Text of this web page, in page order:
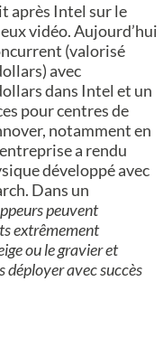
après Intel sur le
vidéo. Aujourd’hui
(valorisé
avec
dans Intel et un
pour centres de
notamment en
a rendu
développé avec
Dans un
peuvent
extrêmement
ou le gravier et
déployer avec succès